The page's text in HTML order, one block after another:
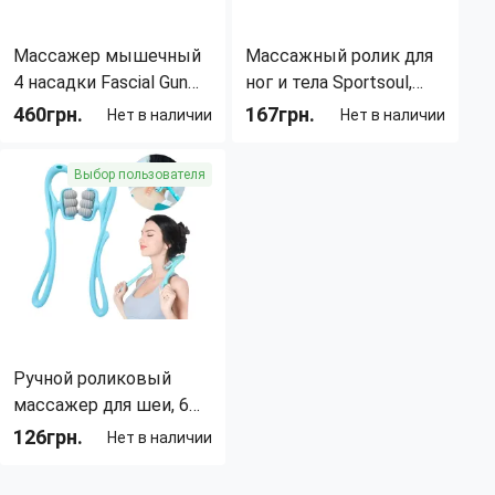
Массажер мышечный
4 насадки Fascial Gun
LY-472, 6 режимов,
460грн. Нет в наличии
Массажный ролик для
ног и тела Sportsoul,
фасциальный
167грн. Нет в наличии
Выбор пользователя
Ручной роликовый
массажер для шеи, 6
Шариков, AA8-2
126грн. Нет в наличии